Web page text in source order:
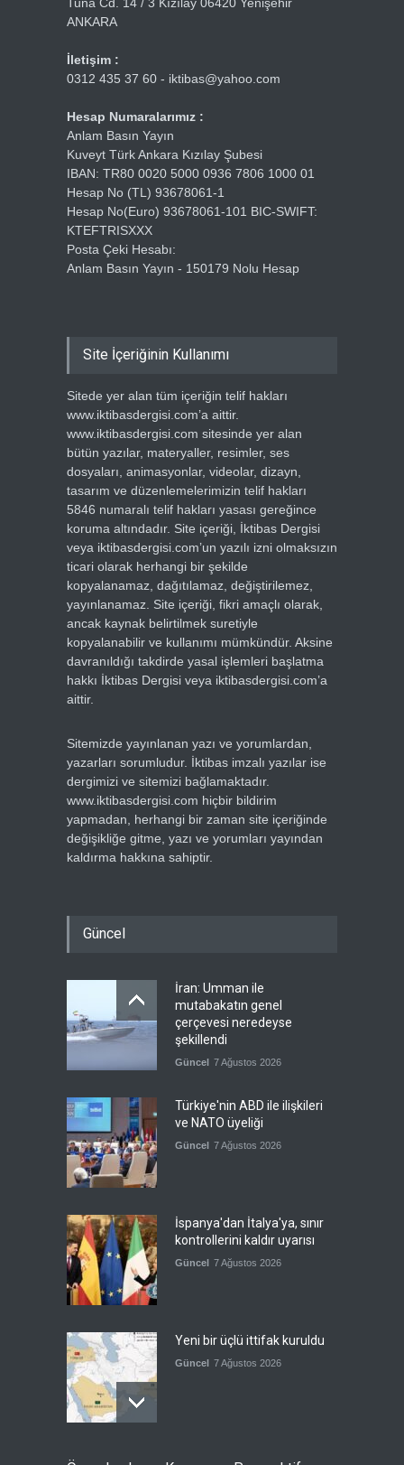
ANKARA
İletişim :
0312 435 37 60 - iktibas@yahoo.com
Hesap Numaralarımız :
Anlam Basın Yayın
Kuveyt Türk Ankara Kızılay Şubesi
IBAN: TR80 0020 5000 0936 7806 1000 01
Hesap No (TL) 93678061-1
Hesap No(Euro) 93678061-101 BIC-SWIFT:
KTEFTRISXXX
Posta Çeki Hesabı:
Anlam Basın Yayın - 150179 Nolu Hesap
Site İçeriğinin Kullanımı
Sitede yer alan tüm içeriğin telif hakları
www.iktibasdergisi.com’a aittir.
www.iktibasdergisi.com sitesinde yer alan
bütün yazılar, materyaller, resimler, ses
dosyaları, animasyonlar, videolar, dizayn,
tasarım ve düzenlemelerimizin telif hakları
5846 numaralı telif hakları yasası gereğince
koruma altındadır. Site içeriği, İktibas Dergisi
veya iktibasdergisi.com’un yazılı izni olmaksızın
ticari olarak herhangi bir şekilde
kopyalanamaz, dağıtılamaz, değiştirilemez,
yayınlanamaz. Site içeriği, fikri amaçlı olarak,
ancak kaynak belirtilmek suretiyle
kopyalanabilir ve kullanımı mümkündür. Aksine
davranıldığı takdirde yasal işlemleri başlatma
hakkı İktibas Dergisi veya iktibasdergisi.com’a
aittir.
Sitemizde yayınlanan yazı ve yorumlardan,
yazarları sorumludur. İktibas imzalı yazılar ise
dergimizi ve sitemizi bağlamaktadır.
www.iktibasdergisi.com hiçbir bildirim
yapmadan, herhangi bir zaman site içeriğinde
değişikliğe gitme, yazı ve yorumları yayından
kaldırma hakkına sahiptir.
Güncel
İran: Umman ile
mutabakatın genel
çerçevesi neredeyse
şekillendi
Güncel 7 Ağustos 2026
Türkiye'nin ABD ile ilişkileri
ve NATO üyeliği
Güncel 7 Ağustos 2026
İspanya'dan İtalya'ya, sınır
kontrollerini kaldır uyarısı
Güncel 7 Ağustos 2026
Yeni bir üçlü ittifak kuruldu
Güncel 7 Ağustos 2026